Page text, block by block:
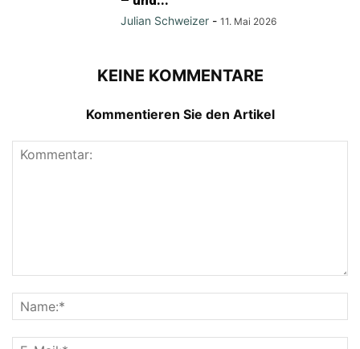
Julian Schweizer - 11. Mai 2026
KEINE KOMMENTARE
Kommentieren Sie den Artikel